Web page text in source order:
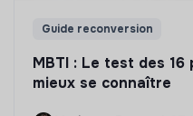
Guide reconversion
MBTI : Le test des
mieux se connaître